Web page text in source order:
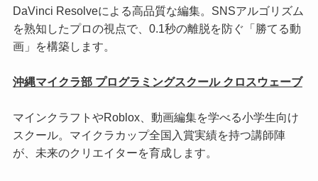
DaVinci Resolveによる高品質な編集。SNSアルゴリズム
を熟知したプロの視点で、0.1秒の離脱を防ぐ「勝てる動
画」を構築します。
沖縄マイクラ部 プログラミングスクール クロスウェーブ
マインクラフトやRoblox、動画編集を学べる小学生向け
スクール。マイクラカップ全国入賞実績を持つ講師陣
が、未来のクリエイターを育成します。